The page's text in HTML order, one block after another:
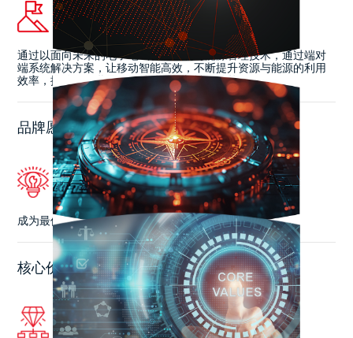
通过以面向未来的电子电气智能控制与能源管理技术，通过端对
端系统解决方案，让移动智能高效，不断提升资源与能源的利用
效率，推动明日世界的可持续发展与社会繁荣
品牌愿景
成为最值得信赖的数智生态伙伴。
核心价值观